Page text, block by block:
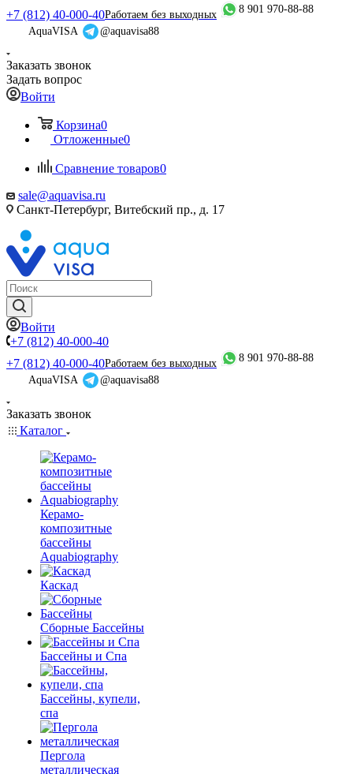
+7 (812) 40-000-40Работаем без выходных
8 901 970-88-88
AquaVISA
@aquavisa88
Заказать звонок
Задать вопрос
Войти
Корзина0
Отложенные0
Сравнение товаров0
sale@aquavisa.ru
Санкт-Петербург, Витебский пр., д. 17
Войти
+7 (812) 40-000-40
+7 (812) 40-000-40Работаем без выходных
8 901 970-88-88
AquaVISA
@aquavisa88
Заказать звонок
Каталог
Керамо-
композитные
бассейны
Aquabiography
Каскад
Сборные Бассейны
Бассейны и Спа
Бассейны, купели,
спа
Пергола
металлическая